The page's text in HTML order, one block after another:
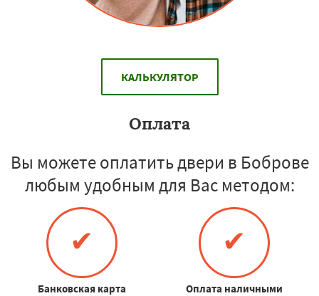
КАЛЬКУЛЯТОР
Оплата
Вы можете оплатить двери в Боброве
любым удобным для Вас методом:
✔
Банковская карта
✔
Оплата наличными